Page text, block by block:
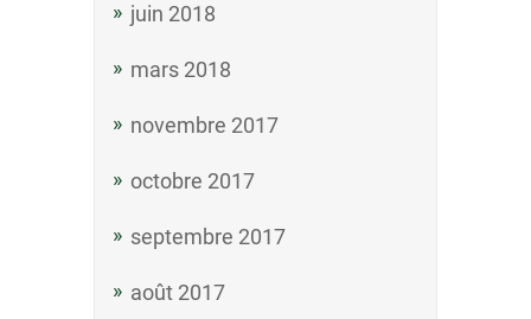
juin 2018
mars 2018
novembre 2017
octobre 2017
septembre 2017
août 2017